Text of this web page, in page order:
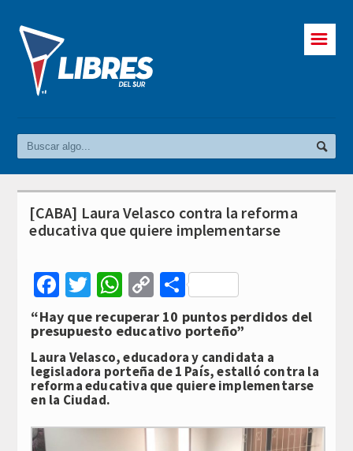
☰
[CABA] Laura Velasco contra la reforma
educativa que quiere implementarse
Facebook
Twitter
WhatsApp
Copy
Link
Compartir
“Hay que recuperar 10 puntos perdidos del
presupuesto educativo porteño”
Laura Velasco, educadora y candidata a
legisladora porteña de 1 País, estalló contra la
reforma educativa que quiere implementarse
en la Ciudad.